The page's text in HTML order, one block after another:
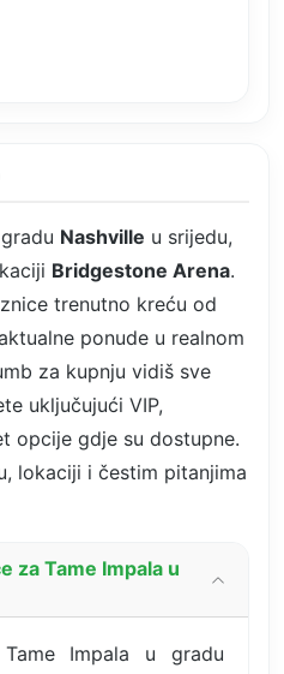
Nashville u srijedu,
Bridgestone Arena.
trenutno kreću od
ponude u realnom
za kupnju vidiš sve
uključujući VIP,
opcije gdje su dostupne.
lokaciji i čestim pitanjima
za Tame Impala u
Impala u gradu